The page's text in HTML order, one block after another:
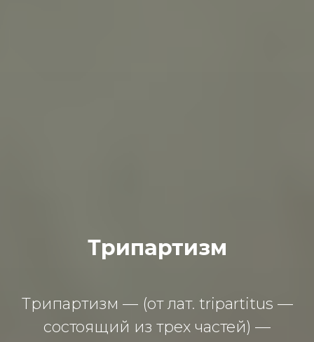
Трипартизм
Трипартизм — (от лат. tripartitus —
состоящий из трех частей) —